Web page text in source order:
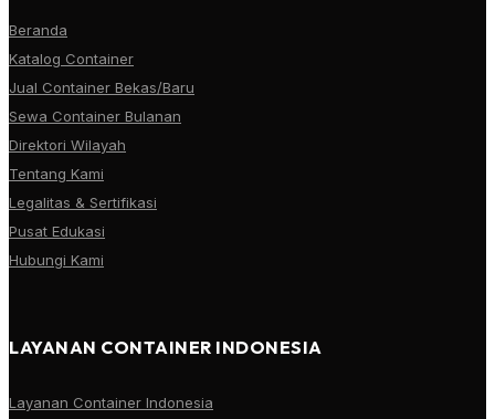
Beranda
Katalog Container
Jual Container Bekas/Baru
Sewa Container Bulanan
Direktori Wilayah
Tentang Kami
Legalitas & Sertifikasi
Pusat Edukasi
Hubungi Kami
LAYANAN CONTAINER INDONESIA
Layanan Container Indonesia